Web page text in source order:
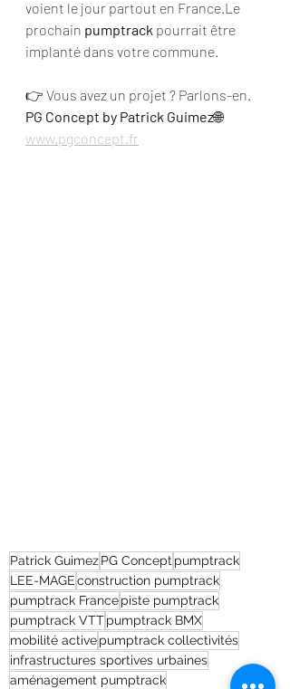
voient le jour partout en France.Le
prochain pumptrack pourrait être
implanté dans votre commune.
👉 Vous avez un projet ? Parlons-en.
PG Concept by Patrick Guimez🌐
www.pgconcept.fr
Patrick GuimezPG Concept pumptrack
LEE-MAGEconstruction pumptrack
pumptrack Francepiste pumptrack
pumptrack VTTpumptrack BMX
mobilité activepumptrack collectivités
infrastructures sportives urbaines
aménagement pumptrack